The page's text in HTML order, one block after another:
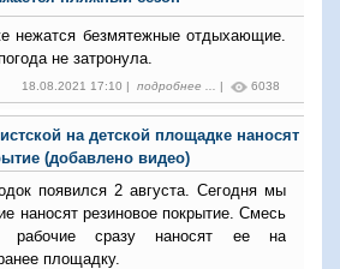
нежатся безмятежные отдыхающие.
не затронула.
18.08.2021 17:10 | подробнее ... | 6038
на детской площадке наносят
(добавлено видео)
появился 2 августа. Сегодня мы
наносят резиновое покрытие. Смесь
рабочие сразу наносят ее на
площадку.